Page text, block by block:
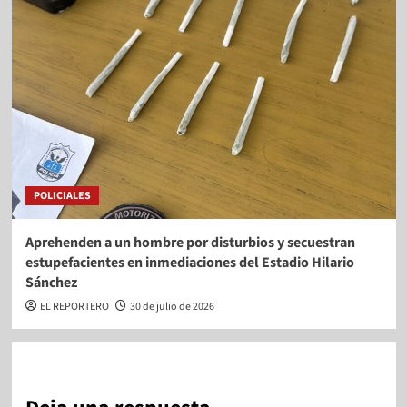
POLICIALES
Aprehenden a un hombre por disturbios y secuestran
estupefacientes en inmediaciones del Estadio Hilario
Sánchez
EL REPORTERO 30 de julio de 2026